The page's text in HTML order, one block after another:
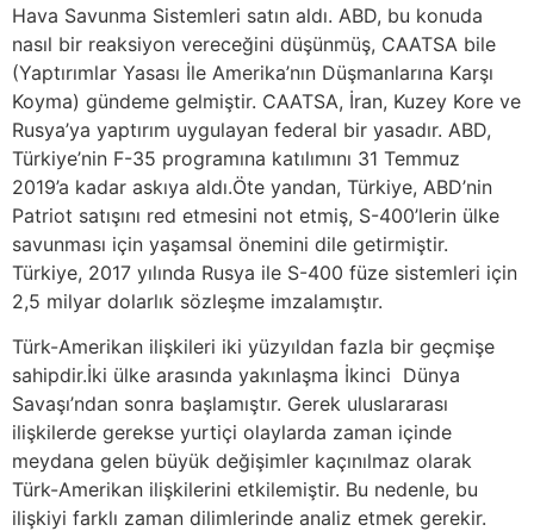
Hava Savunma Sistemleri satın aldı. ABD, bu konuda
nasıl bir reaksiyon vereceğini düşünmüş, CAATSA bile
(Yaptırımlar Yasası İle Amerika’nın Düşmanlarına Karşı
Koyma) gündeme gelmiştir. CAATSA, İran, Kuzey Kore ve
Rusya’ya yaptırım uygulayan federal bir yasadır. ABD,
Türkiye’nin F-35 programına katılımını 31 Temmuz
2019’a kadar askıya aldı.Öte yandan, Türkiye, ABD’nin
Patriot satışını red etmesini not etmiş, S-400’lerin ülke
savunması için yaşamsal önemini dile getirmiştir.
Türkiye, 2017 yılında Rusya ile S-400 füze sistemleri için
2,5 milyar dolarlık sözleşme imzalamıştır.
Türk-Amerikan ilişkileri iki yüzyıldan fazla bir geçmişe
sahipdir.İki ülke arasında yakınlaşma İkinci Dünya
Savaşı’ndan sonra başlamıştır. Gerek uluslararası
ilişkilerde gerekse yurtiçi olaylarda zaman içinde
meydana gelen büyük değişimler kaçınılmaz olarak
Türk-Amerikan ilişkilerini etkilemiştir. Bu nedenle, bu
ilişkiyi farklı zaman dilimlerinde analiz etmek gerekir.